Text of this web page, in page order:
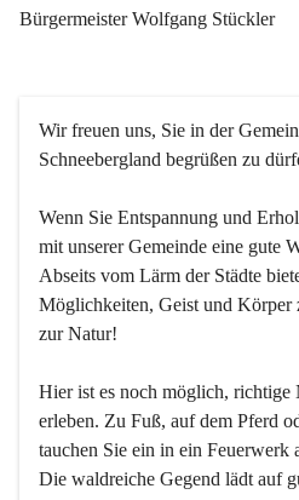
Bürgermeister Wolfgang Stückler
Wir freuen uns, Sie in der
Schneebergland begrüßen zu
Wenn Sie Entspannung und
mit unserer Gemeinde eine gute
Abseits vom Lärm der Städte
Möglichkeiten, Geist und Körper
zur Natur!
Hier ist es noch möglich, richtige
erleben. Zu Fuß, auf dem Pferd
tauchen Sie ein in ein Feuerwerk
Die waldreiche Gegend lädt auf